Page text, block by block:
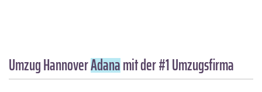
Umzug HannoverAdanamit der #1 Umzugsfirma